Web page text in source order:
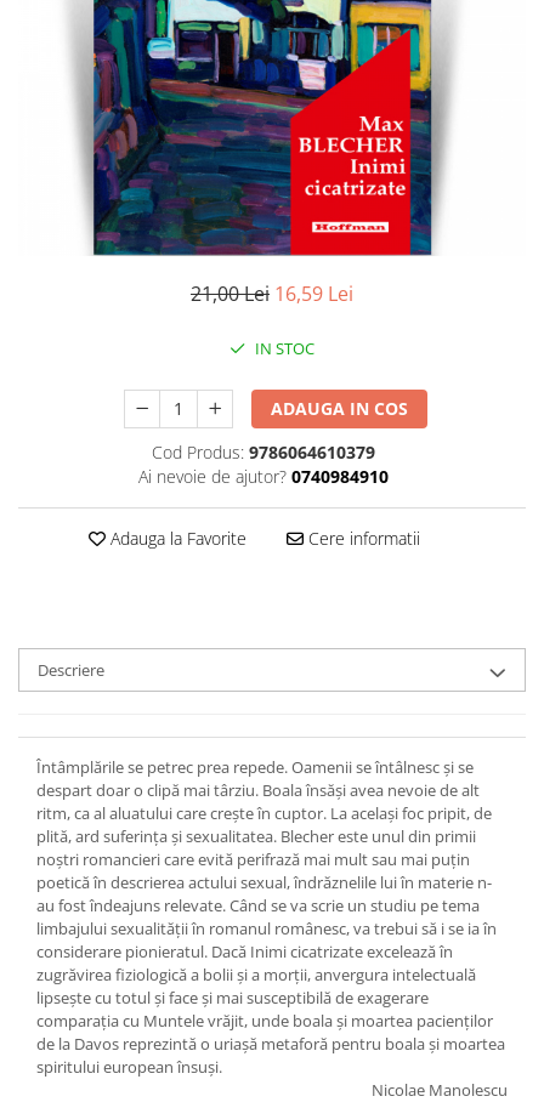
Literatura
Contemporana
Universala
Universala
Non-fictiune
Publicistica / Reportaje / Interviuri
Sociologie si filozofie
21,00 Lei 16,59 Lei
IN STOC
ADAUGA IN COS
Cod Produs: 9786064610379
Ai nevoie de ajutor? 0740984910
Adauga la Favorite Cere informatii
Descriere
Întâmplările se petrec prea repede. Oamenii se întâlnesc şi se
despart doar o clipă mai târziu. Boala însăşi avea nevoie de alt
ritm, ca al aluatului care creşte în cuptor. La acelaşi foc pripit, de
plită, ard suferinţa şi sexualitatea. Blecher este unul din primii
noştri romancieri care evită perifrază mai mult sau mai puţin
poetică în descrierea actului sexual, îndrăznelile lui în materie n-
au fost îndeajuns relevate. Când se va scrie un studiu pe tema
limbajului sexualităţii în romanul românesc, va trebui să i se ia în
considerare pionieratul. Dacă Inimi cicatrizate excelează în
zugrăvirea fiziologică a bolii şi a morţii, anvergura intelectuală
lipseşte cu totul şi face şi mai susceptibilă de exagerare
comparaţia cu Muntele vrăjit, unde boala şi moartea pacienţilor
de la Davos reprezintă o uriaşă metaforă pentru boala şi moartea
spiritului european însuşi.
Nicolae Manolescu